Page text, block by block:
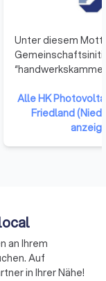
Unter diesem
angehören. Sie
damit das
der
der
effizienter und
werden.
Alle HK
Friedland
an Ihrem
Auf
in Ihrer Nähe!